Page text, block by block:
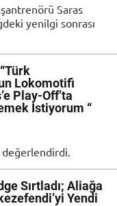
Saras
yenilgi sonrası
Lokomotifi
Play-Off’ta
İstiyorum “
Sırtladı; Aliağa
Yendi